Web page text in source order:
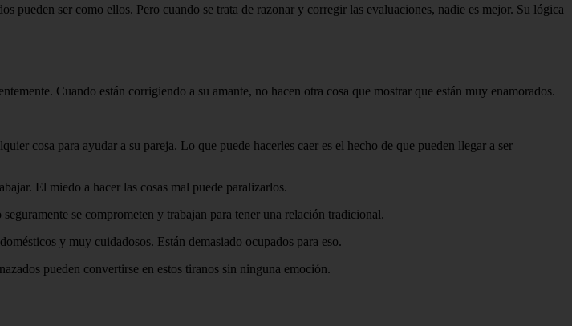
pueden ser como ellos. Pero cuando se trata de razonar y corregir las evaluaciones, nadie es mejor. Su lógica
Cuando están corrigiendo a su amante, no hacen otra cosa que mostrar que están muy enamorados.
cosa para ayudar a su pareja. Lo que puede hacerles caer es el hecho de que pueden llegar a ser
El miedo a hacer las cosas mal puede paralizarlos.
se comprometen y trabajan para tener una relación tradicional.
y muy cuidadosos. Están demasiado ocupados para eso.
pueden convertirse en estos tiranos sin ninguna emoción.